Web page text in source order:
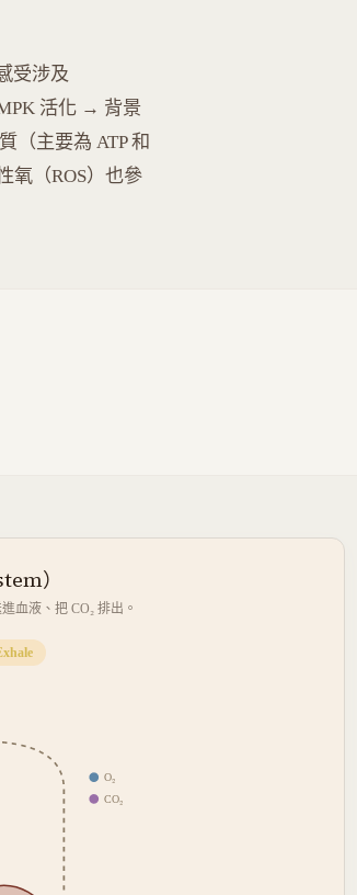
受涉及
活化 → 背景
（主要為 ATP 和
氧（ROS）也參
）
血液、把 CO₂ 排出。
O₂
CO₂